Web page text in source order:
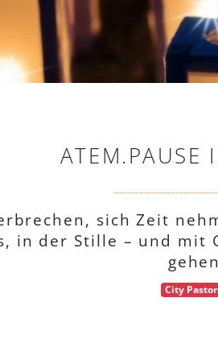
ATEM.PAUSE
sich Zeit
in der Stille – und mit
City